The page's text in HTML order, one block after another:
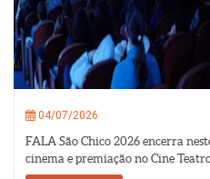
04/07/2026
FALA São Chico 2026 encerra
cinema e premiação no Cine